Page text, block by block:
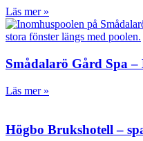
Läs mer »
Smådalarö Gård Spa
Läs mer »
Högbo Brukshotell –